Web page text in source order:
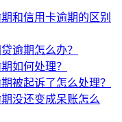
和信用卡逾期的区别
逾期怎么办？
如何处理？
被起诉了怎么处理？
没还变成呆账怎么